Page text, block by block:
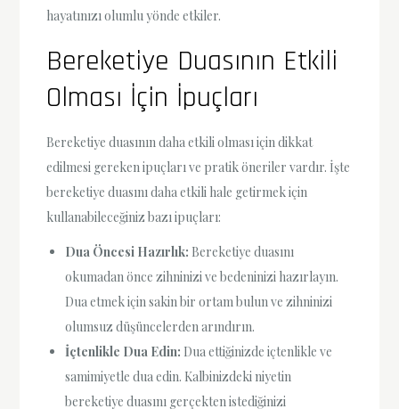
hayatınızı olumlu yönde etkiler.
Bereketiye Duasının Etkili
Olması İçin İpuçları
Bereketiye duasının daha etkili olması için dikkat
edilmesi gereken ipuçları ve pratik öneriler vardır. İşte
bereketiye duasını daha etkili hale getirmek için
kullanabileceğiniz bazı ipuçları:
Dua Öncesi Hazırlık: Bereketiye duasını
okumadan önce zihninizi ve bedeninizi hazırlayın.
Dua etmek için sakin bir ortam bulun ve zihninizi
olumsuz düşüncelerden arındırın.
İçtenlikle Dua Edin: Dua ettiğinizde içtenlikle ve
samimiyetle dua edin. Kalbinizdeki niyetin
bereketiye duasını gerçekten istediğinizi